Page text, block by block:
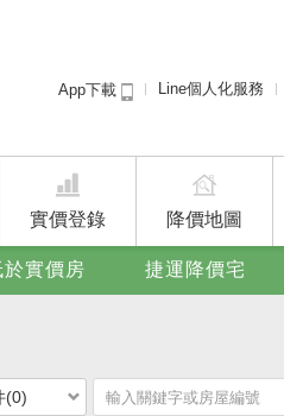
App下載 Line個人化服務
實價登錄 降價地圖
於實價房 捷運降價宅
(0)